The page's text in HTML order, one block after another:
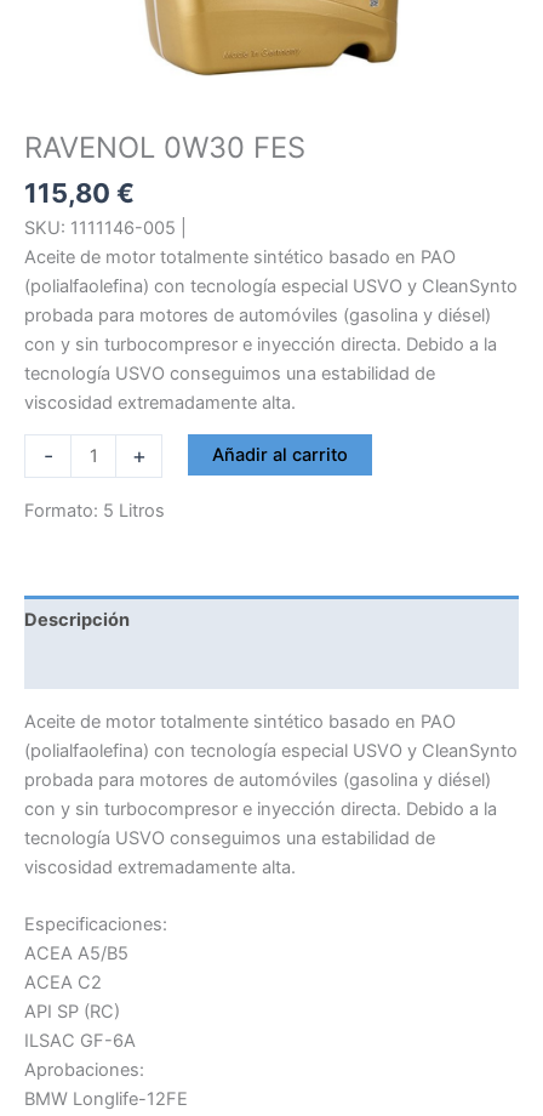
RAVENOL 0W30 FES
115,80 €
SKU: 1111146-005 |
Aceite de motor totalmente sintético basado en PAO
(polialfaolefina) con tecnología especial USVO y CleanSynto
probada para motores de automóviles (gasolina y diésel)
con y sin turbocompresor e inyección directa. Debido a la
tecnología USVO conseguimos una estabilidad de
viscosidad extremadamente alta.
-
RAVENOL
0W30
FES
+ Añadir al carrito
Formato: 5 Litros
Descripción
Aceite de motor totalmente sintético basado en PAO
(polialfaolefina) con tecnología especial USVO y CleanSynto
probada para motores de automóviles (gasolina y diésel)
con y sin turbocompresor e inyección directa. Debido a la
tecnología USVO conseguimos una estabilidad de
viscosidad extremadamente alta.
Especificaciones:
ACEA A5/B5
ACEA C2
API SP (RC)
ILSAC GF-6A
Aprobaciones:
BMW Longlife-12FE